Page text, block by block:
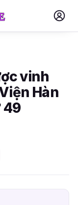
vinh
Hàn
49